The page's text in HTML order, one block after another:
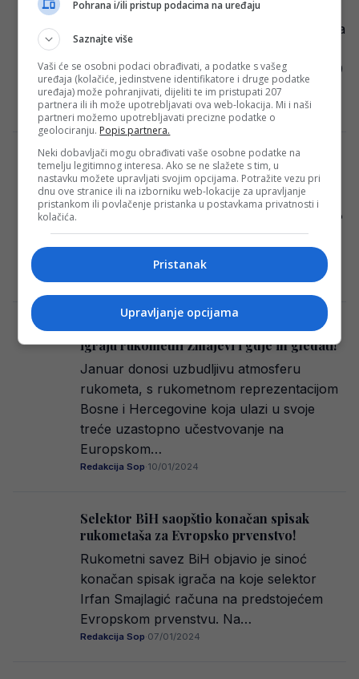
u ekipi, pričao i o ostavci
Bosna i Hercegovina okončala je nastup na
Evropskom prvenstvu i trećim porazom.
Selekcija Gruzije savladala je Zmajeve 22:19
u uzbudljivom…
Redakcija Sop·15/01/2024
Bh. rukometaši doživjeli težak poraz od
Nizozemske..
Rukometna reprezentacija Bosne i
Hercegovine danas je u Mannheimu u SAP
areni odigrala drugo kolo grupne faze
Evropskog rukometnog prvenstva…
Počinje Evropsko prvenstvo – evo kada
igraju rukometni Zmajevi i gdje ih gledati!
Januar donosi uzbudljivu atmosferu
rukometa, s rukometnom reprezentacijom
Bosne i Hercegovine koja ulazi u svoje
treće uzastopno učestvovanje na
Europskom…
Redakcija Sop·10/01/2024
Selektor BiH saopštio konačan spisak
rukometaša za Evropsko prvenstvo!
Rukometni savez BiH objavio je sinoć
konačan spisak igrača na koje selektor
Irfan Smajlagić računa na predstojećem
Evropskom prvenstvu. Na…
Redakcija Sop·07/01/2024
Pohrana i/ili pristup podacima na uređaju
Saznajte više
Vaši će se osobni podaci obrađivati, a podatke s vašeg
uređaja (kolačiće, jedinstvene identifikatore i druge podatke
uređaja) može pohranjivati, dijeliti te im pristupati 207
partnera ili ih može upotrebljavati ova web-lokacija. Mi i naši
partneri možemo upotrebljavati precizne podatke o
geolociranju. Popis partnera.
Neki dobavljači mogu obrađivati vaše osobne podatke na
temelju legitimnog interesa. Ako se ne slažete s tim, u
nastavku možete upravljati svojim opcijama. Potražite vezu pri
dnu ove stranice ili na izborniku web-lokacije za upravljanje
pristankom ili povlačenje pristanka u postavkama privatnosti i
kolačića.
Pristanak
Upravljanje opcijama